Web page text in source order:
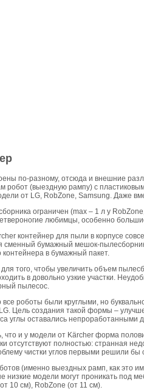
по-разному, отсюда и внешние
робот (выездную рампу) с
от LG, RobZone, Samsung. Даже
ограничен (max – 1 л у
любимцы, особенно
контейнер для пыли в корпусе
сменный бумажный мешок-
контейнера в бумажный пакет.
того, чтобы увеличить объем
в довольно узкие участки.
пылесос.
роботы были круглыми, но
Цель создания такой формы –
углы оставались
что и у модели от Kärcher форма
отсутствуют полностью: странная
чистки углов первыми решили бы
(именно выездных рамп, как это
низкие модели могут проникать под
10 см), RobZone (от 11 см).